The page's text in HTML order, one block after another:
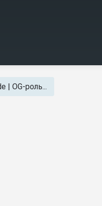
| OG-роль...